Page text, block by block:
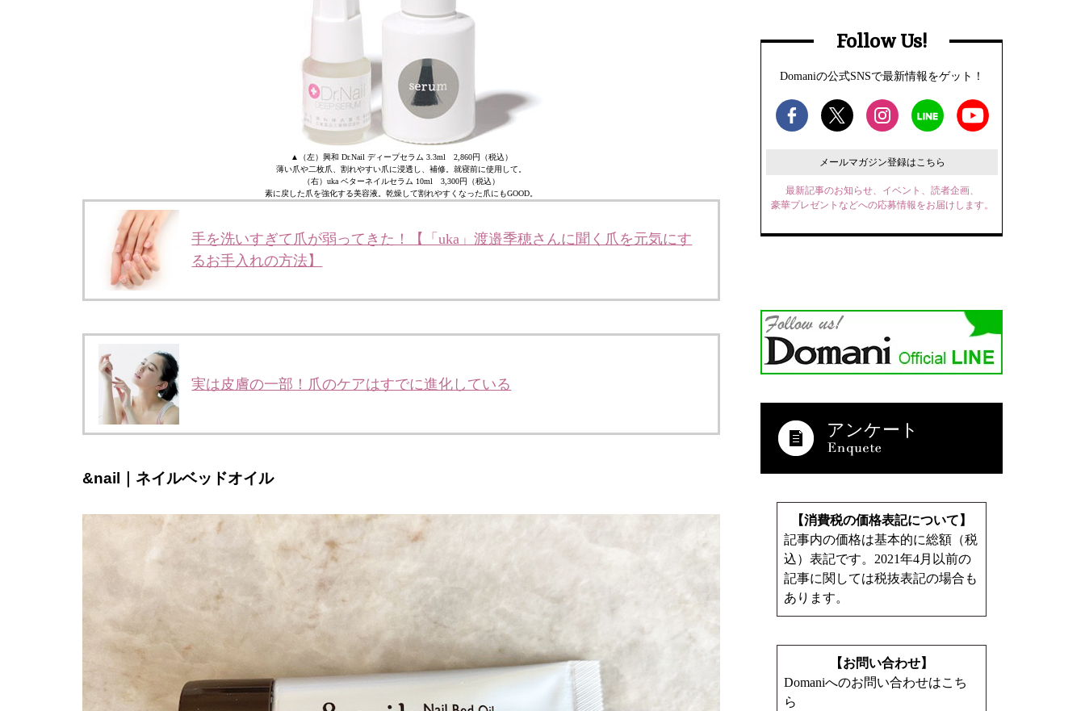
▲（左）興和 Dr.Nail ディープセラム 3.3ml 2,860円（税込）
薄い爪や二枚爪、割れやすい爪に浸透し、補修。就寝前に使用して。
（右）uka ベターネイルセラム 10ml 3,300円（税込）
素に戻した爪を強化する美容液。乾燥して割れやすくなった爪にもGOOD。
手を洗いすぎて爪が弱ってきた！【「uka」渡邉季穂さんに聞く爪を元気にす
るお手入れの方法】
実は皮膚の一部！爪のケアはすでに進化している
&nail｜ネイルベッドオイル
Follow Us!
Domaniの公式SNSで最新情報をゲット！
メールマガジン登録はこちら
最新記事のお知らせ、イベント、読者企画、
豪華プレゼントなどへの応募情報をお届けします。
アンケート
【消費税の価格表記について】
記事内の価格は基本的に総額（税
込）表記です。2021年4月以前の
記事に関しては税抜表記の場合も
あります。
【お問い合わせ】
Domaniへのお問い合わせはこち
ら